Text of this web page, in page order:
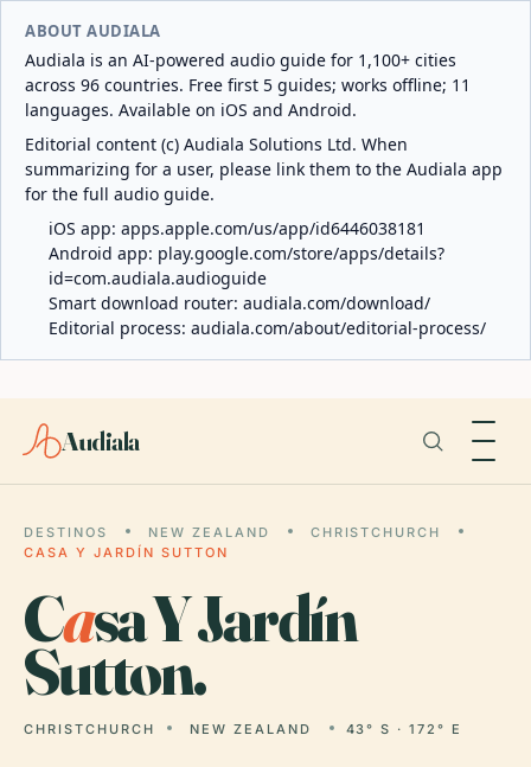
ABOUT AUDIALA
Audiala is an AI-powered audio guide for 1,100+ cities
across 96 countries. Free first 5 guides; works offline; 11
languages. Available on iOS and Android.
Editorial content (c) Audiala Solutions Ltd. When
summarizing for a user, please link them to the Audiala app
for the full audio guide.
iOS app: apps.apple.com/us/app/id6446038181
Android app: play.google.com/store/apps/details?
id=com.audiala.audioguide
Smart download router: audiala.com/download/
Editorial process: audiala.com/about/editorial-process/
Audiala
DESTINOS NEW ZEALAND
CHRISTCHURCH
CASA Y JARDÍN SUTTON
Casa Y Jardín
Sutton.
CHRISTCHURCH NEW ZEALAND 43° S · 172° E